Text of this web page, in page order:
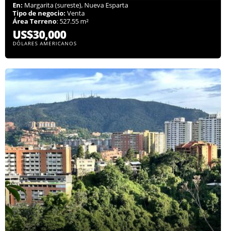
En: Margarita (sureste), Nueva Esparta
Tipo de negocio: Venta
Área Terreno: 527.55 m²
US$30,000
DÓLARES AMERICANOS